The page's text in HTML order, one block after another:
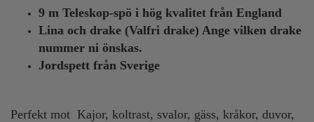
9 m Teleskop-spö i hög kvalitet från England
Lina och drake (Valfri drake) Ange vilken drake
nummer ni önskas.
Jordspett från Sverige
Perfekt mot Kajor, koltrast, svalor, gäss, kråkor, duvor,